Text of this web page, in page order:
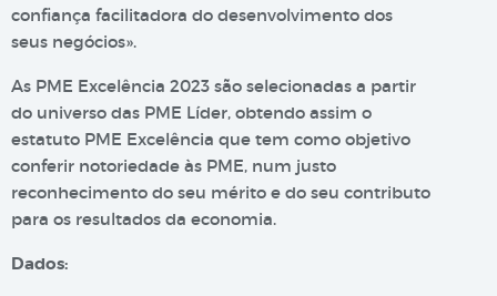
confiança facilitadora do desenvolvimento dos
seus negócios».
As PME Excelência 2023 são selecionadas a partir
do universo das PME Líder, obtendo assim o
estatuto PME Excelência que tem como objetivo
conferir notoriedade às PME, num justo
reconhecimento do seu mérito e do seu contributo
para os resultados da economia.
Dados: